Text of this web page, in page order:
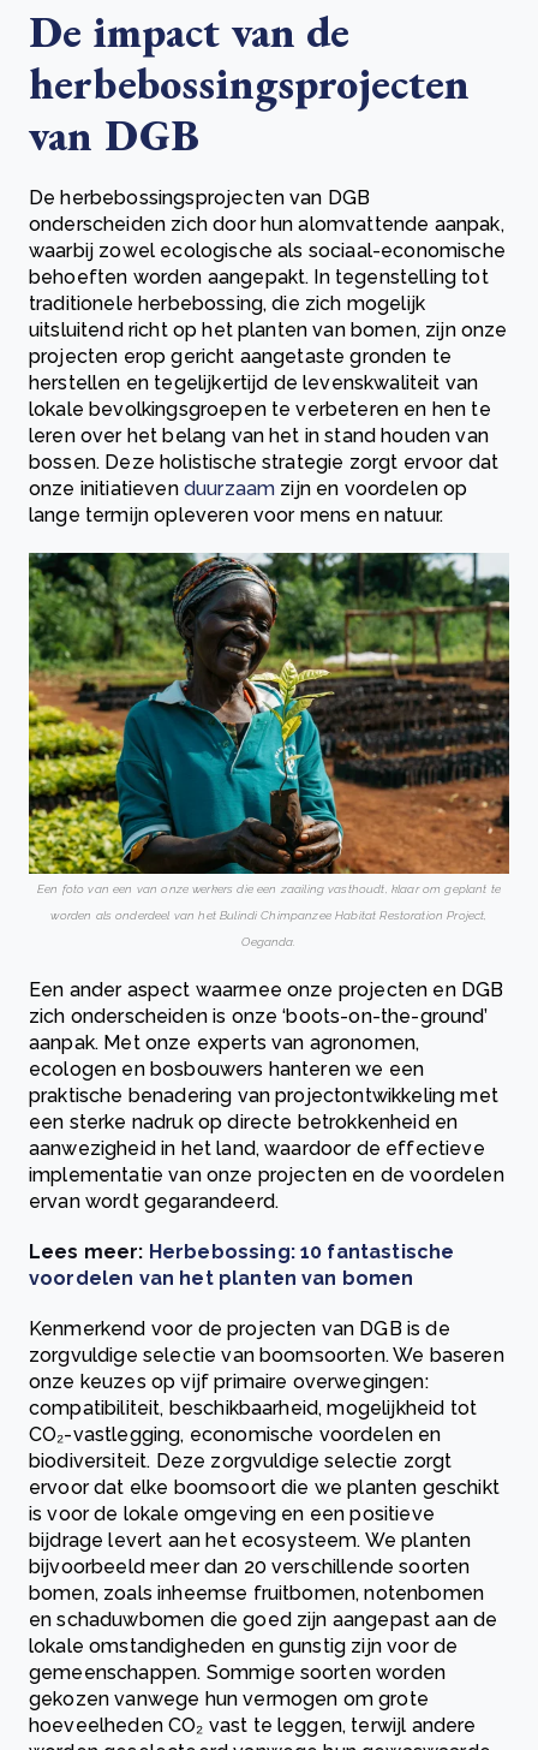
De impact van de
herbebossingsprojecten
van DGB
De herbebossingsprojecten van DGB
onderscheiden zich door hun alomvattende aanpak,
waarbij zowel ecologische als sociaal-economische
behoeften worden aangepakt. In tegenstelling tot
traditionele herbebossing, die zich mogelijk
uitsluitend richt op het planten van bomen, zijn onze
projecten erop gericht aangetaste gronden te
herstellen en tegelijkertijd de levenskwaliteit van
lokale bevolkingsgroepen te verbeteren en hen te
leren over het belang van het in stand houden van
bossen. Deze holistische strategie zorgt ervoor dat
onze initiatieven duurzaam zijn en voordelen op
lange termijn opleveren voor mens en natuur.
Een foto van een van onze werkers die een zaailing vasthoudt, klaar om geplant te
worden als onderdeel van het Bulindi Chimpanzee Habitat Restoration Project,
Oeganda.
Een ander aspect waarmee onze projecten en DGB
zich onderscheiden is onze ‘boots-on-the-ground’
aanpak. Met onze experts van agronomen,
ecologen en bosbouwers hanteren we een
praktische benadering van projectontwikkeling met
een sterke nadruk op directe betrokkenheid en
aanwezigheid in het land, waardoor de effectieve
implementatie van onze projecten en de voordelen
ervan wordt gegarandeerd.
Lees meer: Herbebossing: 10 fantastische
voordelen van het planten van bomen
Kenmerkend voor de projecten van DGB is de
zorgvuldige selectie van boomsoorten. We baseren
onze keuzes op vijf primaire overwegingen:
compatibiliteit, beschikbaarheid, mogelijkheid tot
CO₂-vastlegging, economische voordelen en
biodiversiteit. Deze zorgvuldige selectie zorgt
ervoor dat elke boomsoort die we planten geschikt
is voor de lokale omgeving en een positieve
bijdrage levert aan het ecosysteem. We planten
bijvoorbeeld meer dan 20 verschillende soorten
bomen, zoals inheemse fruitbomen, notenbomen
en schaduwbomen die goed zijn aangepast aan de
lokale omstandigheden en gunstig zijn voor de
gemeenschappen. Sommige soorten worden
gekozen vanwege hun vermogen om grote
hoeveelheden CO₂ vast te leggen, terwijl andere